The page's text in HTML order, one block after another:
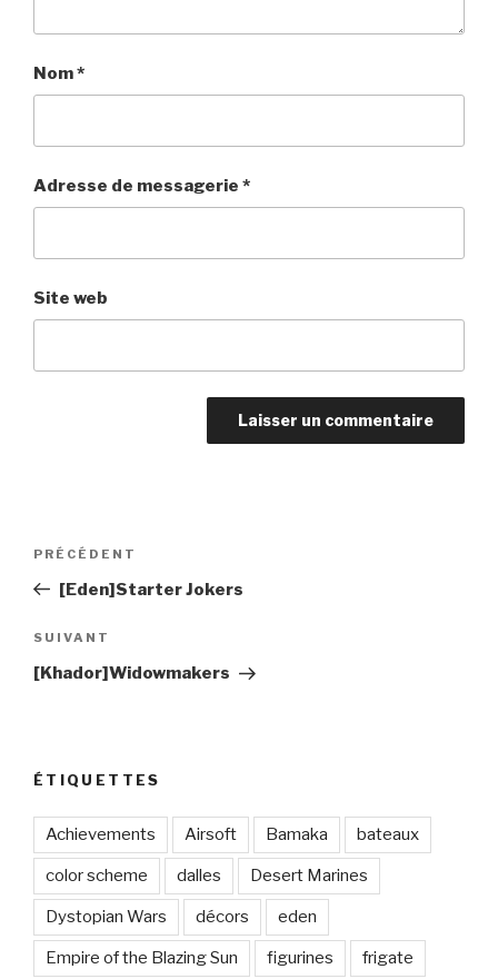
Nom*
Adresse de messagerie *
Site web
Navigation
l’article
Article
précédent
PRÉCÉDENT
[Eden]Starter Jokers
Article
suivant
SUIVANT
[Khador]Widowmakers
ÉTIQUETTES
Achievements Airsoft Bamaka bateaux
color scheme dalles Desert Marines
Dystopian Wars décors eden
Empire of the Blazing Sun figurines frigate